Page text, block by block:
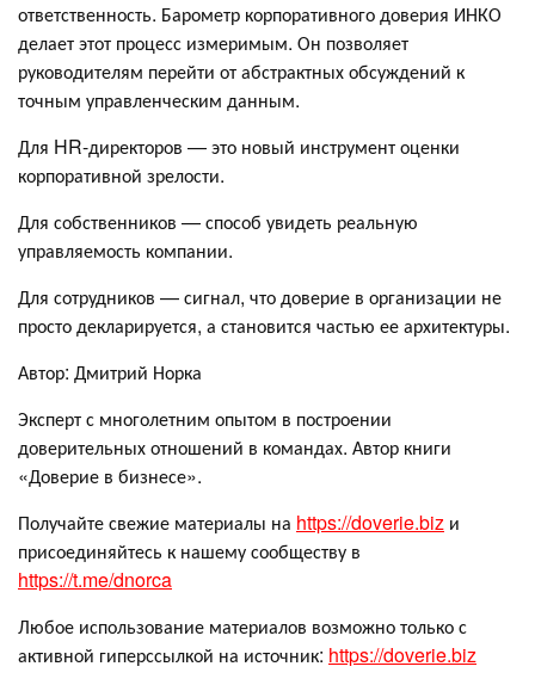
ответственность. Барометр корпоративного доверия ИНКО
делает этот процесс измеримым. Он позволяет
руководителям перейти от абстрактных обсуждений к
точным управленческим данным.
Для HR-директоров — это новый инструмент оценки
корпоративной зрелости.
Для собственников — способ увидеть реальную
управляемость компании.
Для сотрудников — сигнал, что доверие в организации не
просто декларируется, а становится частью ее архитектуры.
Автор: Дмитрий Норка
Эксперт с многолетним опытом в построении
доверительных отношений в командах. Автор книги
«Доверие в бизнесе».
Получайте свежие материалы на https://doverie.biz и
присоединяйтесь к нашему сообществу в
https://t.me/dnorca
Любое использование материалов возможно только с
активной гиперссылкой на источник: https://doverie.biz